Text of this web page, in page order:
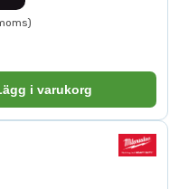
i varukorg